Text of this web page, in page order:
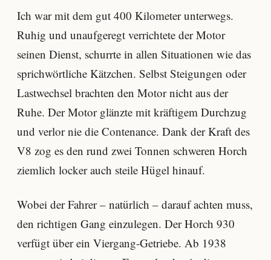
Ich war mit dem gut 400 Kilometer unterwegs.
Ruhig und unaufgeregt verrichtete der Motor
seinen Dienst, schurrte in allen Situationen wie das
sprichwörtliche Kätzchen. Selbst Steigungen oder
Lastwechsel brachten den Motor nicht aus der
Ruhe. Der Motor glänzte mit kräftigem Durchzug
und verlor nie die Contenance. Dank der Kraft des
V8 zog es den rund zwei Tonnen schweren Horch
ziemlich locker auch steile Hügel hinauf.
Wobei der Fahrer – natürlich – darauf achten muss,
den richtigen Gang einzulegen. Der Horch 930
verfügt über ein Viergang-Getriebe. Ab 1938